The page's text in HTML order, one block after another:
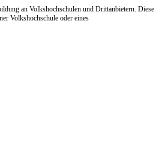
an Volkshochschulen und Drittanbietern. Diese
Volkshochschule oder eines